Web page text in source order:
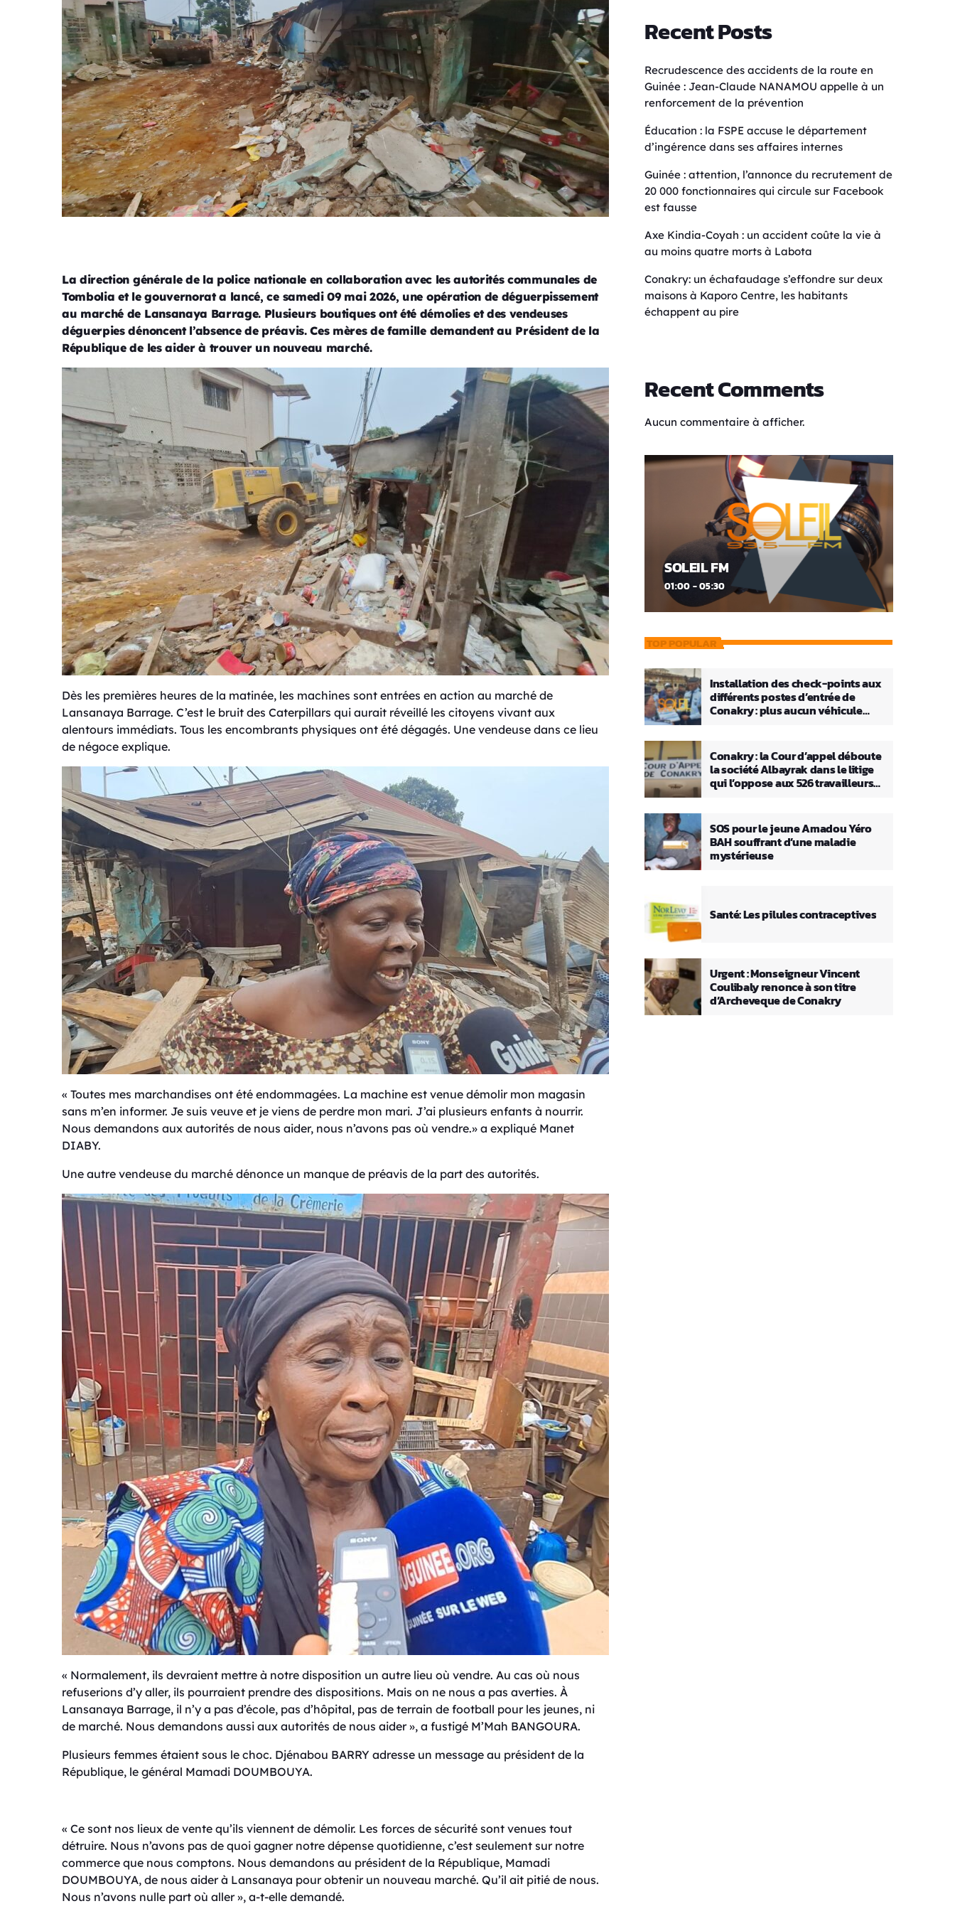
La direction générale de la police nationale en collaboration avec les autorités communales de
Tombolia et le gouvernorat a lancé, ce samedi 09 mai 2026, une opération de déguerpissement
au marché de Lansanaya Barrage. Plusieurs boutiques ont été démolies et des vendeuses
déguerpies dénoncent l’absence de préavis. Ces mères de famille demandent au Président de la
République de les aider à trouver un nouveau marché.
Dès les premières heures de la matinée, les machines sont entrées en action au marché de
Lansanaya Barrage. C’est le bruit des Caterpillars qui aurait réveillé les citoyens vivant aux
alentours immédiats. Tous les encombrants physiques ont été dégagés. Une vendeuse dans ce lieu
de négoce explique.
« Toutes mes marchandises ont été endommagées. La machine est venue démolir mon magasin
sans m’en informer. Je suis veuve et je viens de perdre mon mari. J’ai plusieurs enfants à nourrir.
Nous demandons aux autorités de nous aider, nous n’avons pas où vendre.» a expliqué Manet
DIABY.
Une autre vendeuse du marché dénonce un manque de préavis de la part des autorités.
« Normalement, ils devraient mettre à notre disposition un autre lieu où vendre. Au cas où nous
refuserions d’y aller, ils pourraient prendre des dispositions. Mais on ne nous a pas averties. À
Lansanaya Barrage, il n’y a pas d’école, pas d’hôpital, pas de terrain de football pour les jeunes, ni
de marché. Nous demandons aussi aux autorités de nous aider », a fustigé M’Mah BANGOURA.
Plusieurs femmes étaient sous le choc. Djénabou BARRY adresse un message au président de la
République, le général Mamadi DOUMBOUYA.
« Ce sont nos lieux de vente qu’ils viennent de démolir. Les forces de sécurité sont venues tout
détruire. Nous n’avons pas de quoi gagner notre dépense quotidienne, c’est seulement sur notre
commerce que nous comptons. Nous demandons au président de la République, Mamadi
DOUMBOUYA, de nous aider à Lansanaya pour obtenir un nouveau marché. Qu’il ait pitié de nous.
Nous n’avons nulle part où aller », a-t-elle demandé.
Recent Posts
Recrudescence des accidents de la route en
Guinée : Jean-Claude NANAMOU appelle à un
renforcement de la prévention
Éducation : la FSPE accuse le département
d’ingérence dans ses affaires internes
Guinée : attention, l’annonce du recrutement de
20 000 fonctionnaires qui circule sur Facebook
est fausse
Axe Kindia-Coyah : un accident coûte la vie à
au moins quatre morts à Labota
Conakry: un échafaudage s’effondre sur deux
maisons à Kaporo Centre, les habitants
échappent au pire
Recent Comments
Aucun commentaire à afficher.
SOLEIL FM
01:00 - 05:30
TOP POPULAR
Installation des check-points aux
différents postes d’entrée de
Conakry : plus aucun véhicule
Conakry : la Cour d’appel déboute
la société Albayrak dans le litige
qui l’oppose aux 526 travailleurs
SOS pour le jeune Amadou Yéro
BAH souffrant d’une maladie
mystérieuse
Santé: Les pilules contraceptives
Urgent : Monseigneur Vincent
Coulibaly renonce à son titre
d’Archeveque de Conakry